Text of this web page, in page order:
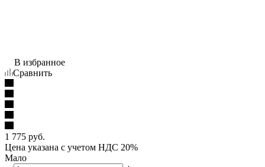
В избранное
Сравнить
1 775 руб.
Цена указана с учетом НДС 20%
Мало